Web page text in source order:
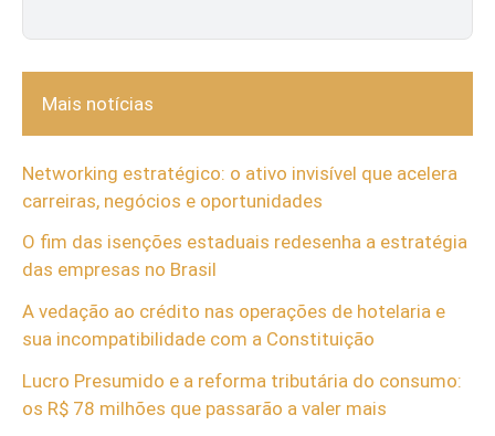
Mais notícias
Networking estratégico: o ativo invisível que acelera
carreiras, negócios e oportunidades
O fim das isenções estaduais redesenha a estratégia
das empresas no Brasil
A vedação ao crédito nas operações de hotelaria e
sua incompatibilidade com a Constituição
Lucro Presumido e a reforma tributária do consumo:
os R$ 78 milhões que passarão a valer mais